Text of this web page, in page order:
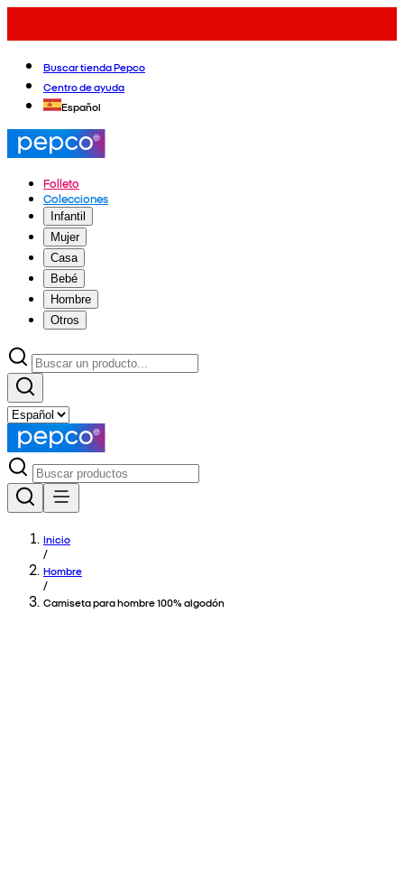
Buscar tienda Pepco
Centro de ayuda
Español
Folleto
Colecciones
Infantil
Mujer
Casa
Bebé
Hombre
Otros
Inicio
/
Hombre
/
Camiseta para hombre 100% algodón